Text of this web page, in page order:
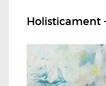
Holisticament